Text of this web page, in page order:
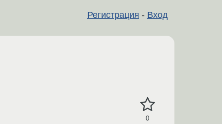
Регистрация - Вход
0